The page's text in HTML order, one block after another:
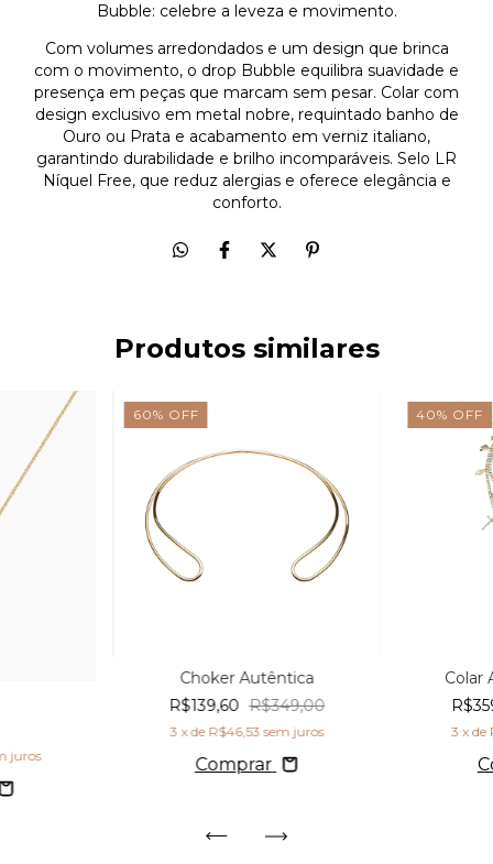
Bubble: celebre a leveza e movimento.
Com volumes arredondados e um design que brinca
com o movimento, o drop Bubble equilibra suavidade e
presença em peças que marcam sem pesar. Colar com
design exclusivo em metal nobre, requintado banho de
Ouro ou Prata e acabamento em verniz italiano,
garantindo durabilidade e brilho incomparáveis. Selo LR
Níquel Free, que reduz alergias e oferece elegância e
conforto.
Produtos similares
juros
60% OFF
Choker Autêntica
R$139,60 R$349,00
3 x de R$46,53 sem juros
Comprar
40% OFF
Colar
3 x de